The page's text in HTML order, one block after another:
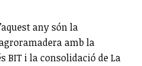
any són la
amb la
BIT i la consolidació de La